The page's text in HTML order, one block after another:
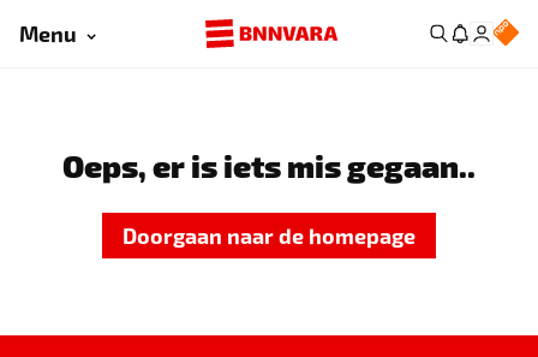
Menu
Oeps, er is iets mis gegaan..
Doorgaan naar de homepage